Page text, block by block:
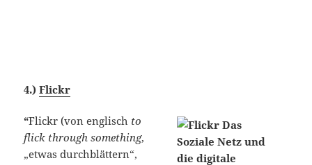
4.)Flickr
“Flickr (von englisch to
flick through something,
„etwas durchblättern“,